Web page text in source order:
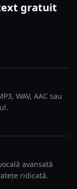
gratuit
WAV, AAC sau
avansată
ridicată.